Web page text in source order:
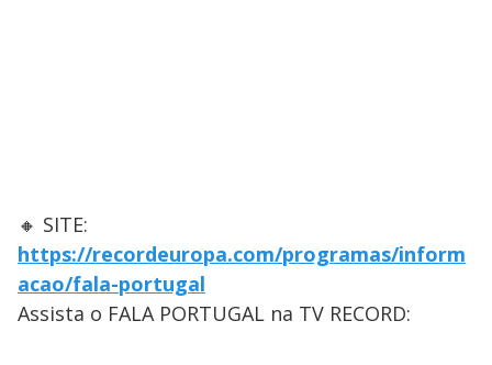
🔸 SITE:
https://recordeuropa.com/programas/inform
acao/fala-portugal
Assista o FALA PORTUGAL na TV RECORD: